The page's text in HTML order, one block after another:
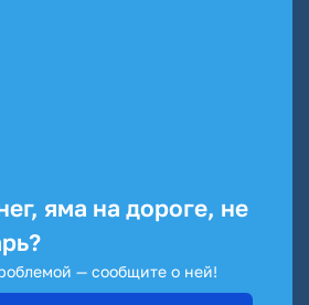
яма на дороге, не
— сообщите о ней!